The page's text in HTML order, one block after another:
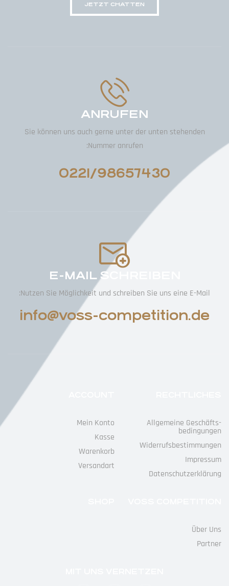
JETZT CHATTEN
ANRUFEN
Sie können uns auch gerne unter der unten stehenden
Nummer anrufen:
0221/98657430
E-MAIL SCHREIBEN
Nutzen Sie Möglichkeit und schreiben Sie uns eine E-Mail:
info@voss-competition.de
Allgemeine Geschäfts­
Bedingungen
Widerrufs­bestimmungen
Impressum
Datenschutz­erklärung
Mein Konto
Kasse
Warenkorb
Versandart
Über Uns
Partner